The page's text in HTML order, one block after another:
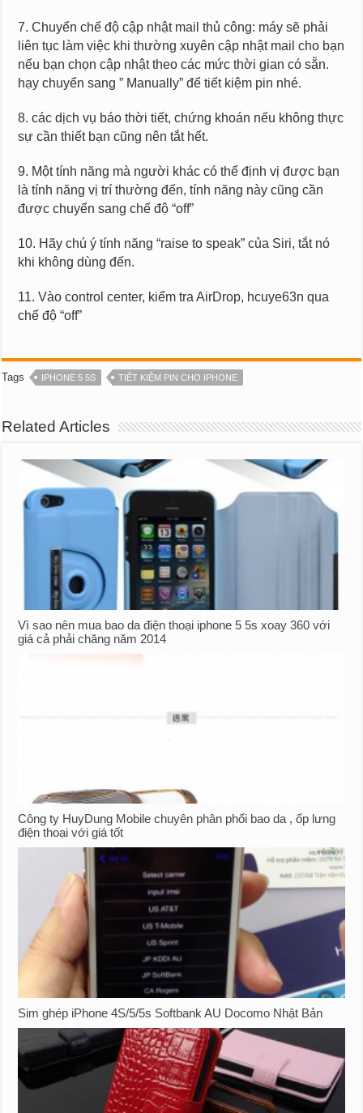
7. Chuyển chế độ cập nhật mail thủ công: máy sẽ phải
liên tục làm việc khi thường xuyên cập nhật mail cho bạn
nếu bạn chọn cập nhật theo các mức thời gian có sẵn.
hạy chuyển sang ” Manually” để tiết kiệm pin nhé.
8. các dịch vụ báo thời tiết, chứng khoán nếu không thực
sự cần thiết bạn cũng nên tắt hết.
9. Một tính năng mà người khác có thể định vị được bạn
là tính năng vị trí thường đến, tính năng này cũng cần
được chuyển sang chế độ “off”
10. Hãy chú ý tính năng “raise to speak” của Siri, tắt nó
khi không dùng đến.
11. Vào control center, kiểm tra AirDrop, hcuye63n qua
chế độ “off”
Tags IPHONE 5 5S TIẾT KIỆM PIN CHO IPHONE
Related Articles
Vì sao nên mua bao da điện thoại iphone 5 5s xoay 360 với
giá cả phải chăng năm 2014
Công ty HuyDung Mobile chuyên phân phối bao da , ốp lưng
điện thoại với giá tốt
Sim ghép iPhone 4S/5/5s Softbank AU Docomo Nhật Bản